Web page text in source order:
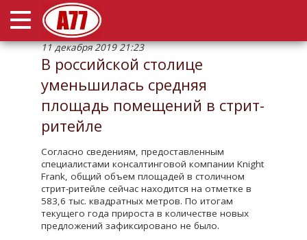
Раскрыть/
свернуть
О компании
Наши арендаторы
Для брокеров
Новости
Контакты
11 декабря 2019 21:23
В российской столице
уменьшилась средняя
площадь помещений в стрит-
ритейле
Согласно сведениям, предоставленным
специалистами консалтинговой компании Knight
Frank, общий объем площадей в столичном
стрит-ритейле сейчас находится на отметке в
583,6 тыс. квадратных метров. По итогам
текущего года прироста в количестве новых
предложений зафиксировано не было.